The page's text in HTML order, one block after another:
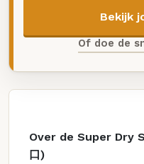
Bekijk
Of doe de
Over de Super Dry
口)